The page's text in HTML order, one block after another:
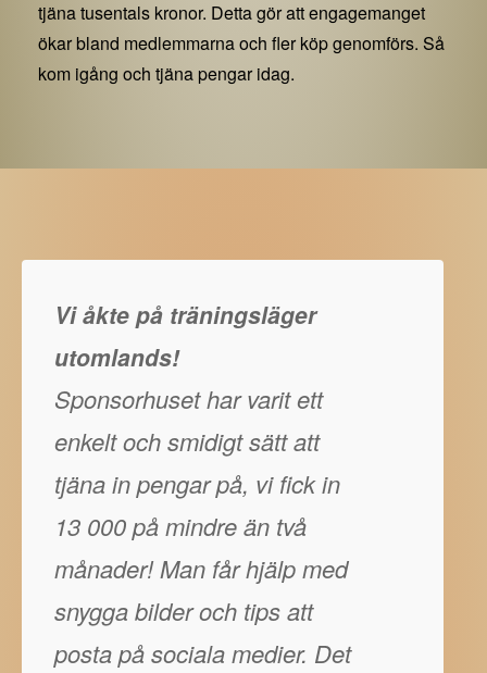
tjäna tusentals kronor. Detta gör att engagemanget
ökar bland medlemmarna och fler köp genomförs. Så
kom igång och tjäna pengar idag.
Vi åkte på träningsläger
utomlands!
Sponsorhuset har varit ett
enkelt och smidigt sätt att
tjäna in pengar på, vi fick in
13 000 på mindre än två
månader! Man får hjälp med
snygga bilder och tips att
posta på sociala medier. Det